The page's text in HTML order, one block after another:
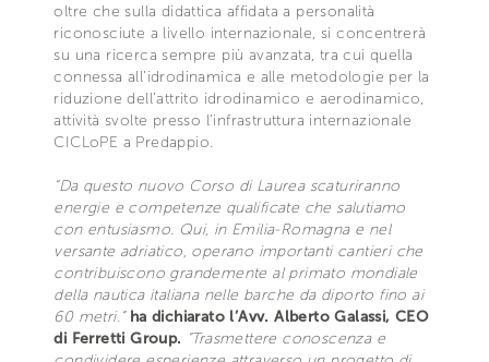
oltre che sulla didattica affidata a personalità
riconosciute a livello internazionale, si concentrerà
su una ricerca sempre più avanzata, tra cui quella
connessa all’idrodinamica e alle metodologie per la
riduzione dell’attrito idrodinamico e aerodinamico,
attività svolte presso l’infrastruttura internazionale
CICLoPE a Predappio.
“Da questo nuovo Corso di Laurea scaturiranno
energie e competenze qualificate che salutiamo
con entusiasmo. Qui, in Emilia-Romagna e nel
versante adriatico, operano importanti cantieri che
contribuiscono grandemente al primato mondiale
della nautica italiana nelle barche da diporto fino ai
60 metri.” ha dichiarato l’Avv. Alberto Galassi, CEO
di Ferretti Group. “Trasmettere conoscenza e